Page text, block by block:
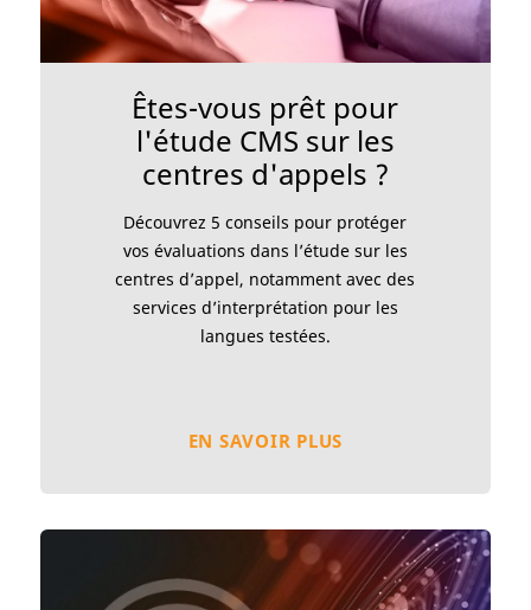
Êtes-vous prêt pour
l'étude CMS sur les
centres d'appels ?
Découvrez 5 conseils pour protéger
vos évaluations dans l’étude sur les
centres d’appel, notamment avec des
services d’interprétation pour les
langues testées.
EN SAVOIR PLUS